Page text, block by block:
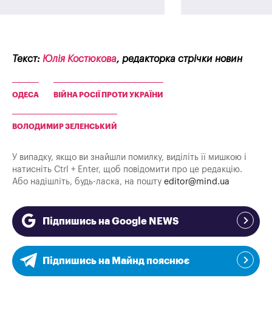
Текст: Юлія Костюкова, редакторка стрічки новин
ОДЕСА ВІЙНА РОСІЇ ПРОТИ УКРАЇНИ
ВОЛОДИМИР ЗЕЛЕНСЬКИЙ
У випадку, якщо ви знайшли помилку, виділіть її мишкою і
натисніть Ctrl + Enter, щоб повідомити про це редакцію.
Або надішліть, будь-ласка, на пошту editor@mind.ua
Підпишись на Google NEWS
Підпишись на Майнд пояснює